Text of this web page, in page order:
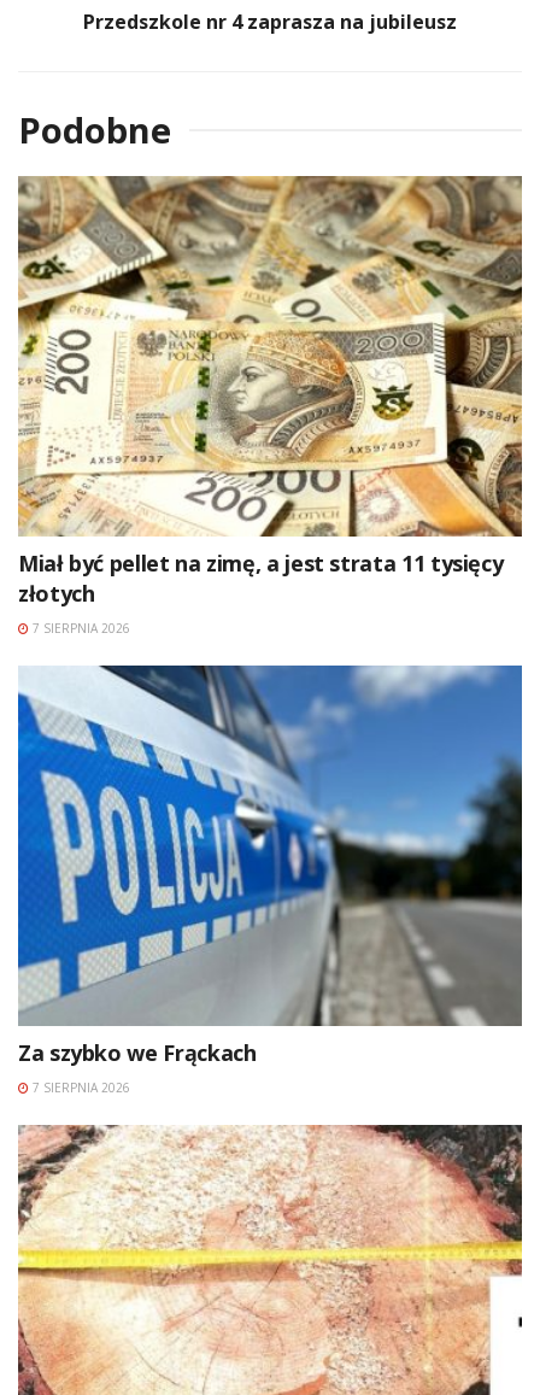
Przedszkole nr 4 zaprasza na jubileusz
Podobne
Miał być pellet na zimę, a jest strata 11 tysięcy
złotych
7 SIERPNIA 2026
Za szybko we Frąckach
7 SIERPNIA 2026